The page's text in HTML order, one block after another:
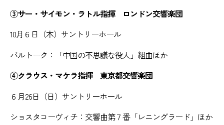
③サー・サイモン・ラトル指揮 ロンドン交響楽団
10月６日（木）サントリーホール
バルトーク：「中国の不思議な役人」組曲ほか
④クラウス・マケラ指揮 東京都交響楽団
６月26日（日）サントリーホール
ショスタコーヴィチ：交響曲第７番「レニングラード」ほか